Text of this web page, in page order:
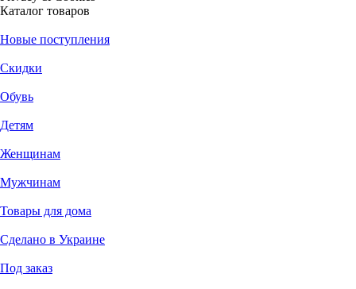
Каталог товаров
Новые поступления
Скидки
Обувь
Детям
Женщинам
Мужчинам
Товары для дома
Сделано в Украине
Под заказ